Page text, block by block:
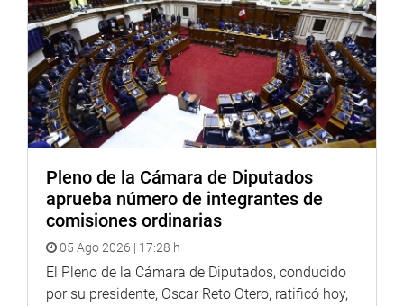
Pleno de la Cámara de Diputados
aprueba número de integrantes de
comisiones ordinarias
05 Ago 2026 | 17:28 h
El Pleno de la Cámara de Diputados, conducido
por su presidente, Oscar Reto Otero, ratificó hoy,